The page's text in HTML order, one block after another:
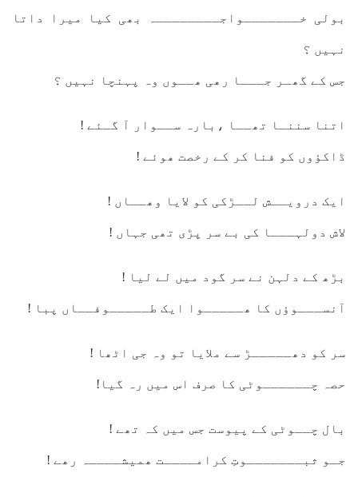
بولی خـــــــواجــــــــہ بھی کیا میرا داتا
نہیں ؟
جس کے گھـر جـــا رھی ھــوں وہ پہنچا نہیں ؟
اتنا سننـا تھــا ،بارہ ســوار آ گـئے !
ڈاکؤوں کو فنا کر کے رخصت ھوئے !
ایک درویــش لــڑکی کو لایا وھــاں !
لاش دولہـــا کی بے سر پڑی تھی جہاں !
بڑھ کے دلہن نے سر گود میں لے لیا !
آنســـوؤں کا ھـــــوا ایک طـــــوفــاں پبا !
سر کو دھـــــڑ سے ملایا تو وہ جی اٹھا !
حصہ چــــــوٹی کا صرف اس میں رہ گیا!
بال چــوٹی کے پیوست جس میں کہ تھے !
جـو ثبـــــــوتِ کرامــــت ھمیشــــہ رھے !